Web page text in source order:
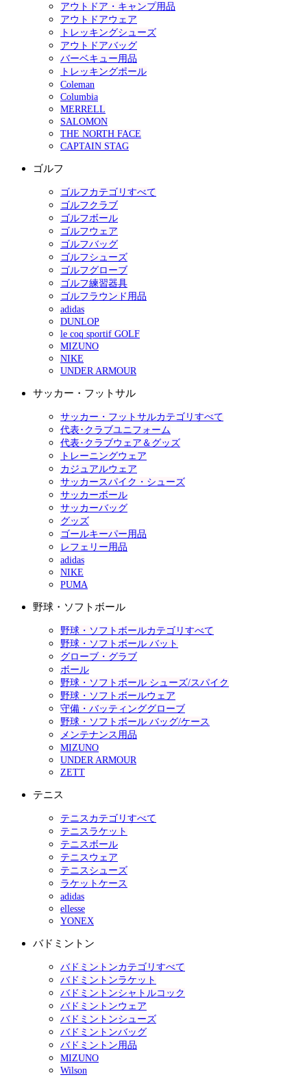
アウトドア・キャンプ用品
アウトドアウェア
トレッキングシューズ
アウトドアバッグ
バーベキュー用品
トレッキングポール
Coleman
Columbia
MERRELL
SALOMON
THE NORTH FACE
CAPTAIN STAG
ゴルフ
ゴルフカテゴリすべて
ゴルフクラブ
ゴルフボール
ゴルフウェア
ゴルフバッグ
ゴルフシューズ
ゴルフグローブ
ゴルフ練習器具
ゴルフラウンド用品
adidas
DUNLOP
le coq sportif GOLF
MIZUNO
NIKE
UNDER ARMOUR
サッカー・フットサル
サッカー・フットサルカテゴリすべて
代表･クラブユニフォーム
代表･クラブウェア＆グッズ
トレーニングウェア
カジュアルウェア
サッカースパイク・シューズ
サッカーボール
サッカーバッグ
グッズ
ゴールキーパー用品
レフェリー用品
adidas
NIKE
PUMA
野球・ソフトボール
野球・ソフトボールカテゴリすべて
野球・ソフトボール バット
グローブ・グラブ
ボール
野球・ソフトボール シューズ/スパイク
野球・ソフトボールウェア
守備・バッティンググローブ
野球・ソフトボール バッグ/ケース
メンテナンス用品
MIZUNO
UNDER ARMOUR
ZETT
テニス
テニスカテゴリすべて
テニスラケット
テニスボール
テニスウェア
テニスシューズ
ラケットケース
adidas
ellesse
YONEX
バドミントン
バドミントンカテゴリすべて
バドミントンラケット
バドミントンシャトルコック
バドミントンウェア
バドミントンシューズ
バドミントンバッグ
バドミントン用品
MIZUNO
Wilson